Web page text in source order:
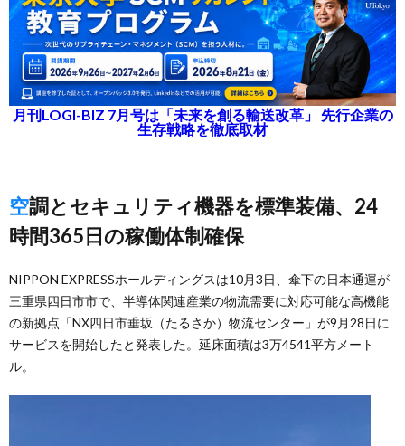
月刊LOGI-BIZ 7月号は「未来を創る輸送改革」 先行企業の
生存戦略を徹底取材
空調とセキュリティ機器を標準装備、24
時間365日の稼働体制確保
NIPPON EXPRESSホールディングスは10月3日、傘下の日本通運が
三重県四日市市で、半導体関連産業の物流需要に対応可能な高機能
の新拠点「NX四日市垂坂（たるさか）物流センター」が9月28日に
サービスを開始したと発表した。延床面積は3万4541平方メート
ル。